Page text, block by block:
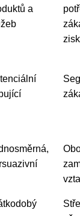
a
zisk